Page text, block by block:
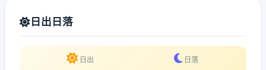
日出日落
日出 日落